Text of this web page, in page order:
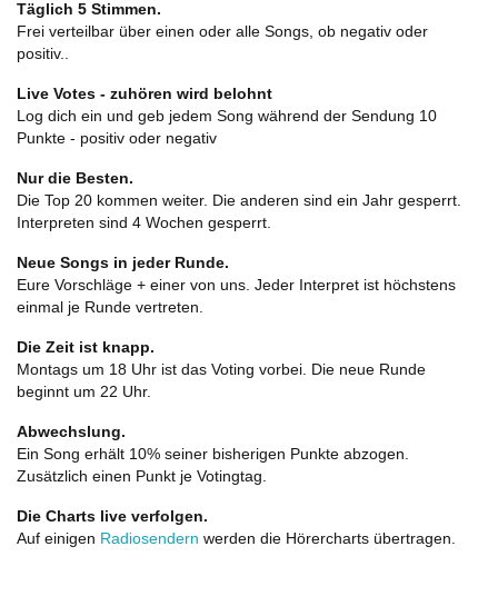
Täglich 5 Stimmen.
Frei verteilbar über einen oder alle Songs, ob negativ oder
positiv..
Live Votes - zuhören wird belohnt
Log dich ein und geb jedem Song während der Sendung 10
Punkte - positiv oder negativ
Nur die Besten.
Die Top 20 kommen weiter. Die anderen sind ein Jahr gesperrt.
Interpreten sind 4 Wochen gesperrt.
Neue Songs in jeder Runde.
Eure Vorschläge + einer von uns. Jeder Interpret ist höchstens
einmal je Runde vertreten.
Die Zeit ist knapp.
Montags um 18 Uhr ist das Voting vorbei. Die neue Runde
beginnt um 22 Uhr.
Abwechslung.
Ein Song erhält 10% seiner bisherigen Punkte abzogen.
Zusätzlich einen Punkt je Votingtag.
Die Charts live verfolgen.
Auf einigen Radiosendern werden die Hörercharts übertragen.